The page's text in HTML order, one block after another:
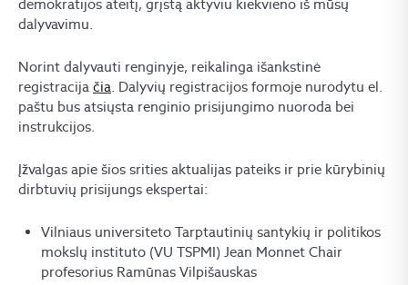
demokratijos ateitį, grįstą aktyviu kiekvieno iš mūsų
dalyvavimu.
Norint dalyvauti renginyje, reikalinga išankstinė
registracija čia. Dalyvių registracijos formoje nurodytu el.
paštu bus atsiųsta renginio prisijungimo nuoroda bei
instrukcijos.
Įžvalgas apie šios srities aktualijas pateiks ir prie kūrybinių
dirbtuvių prisijungs ekspertai:
Vilniaus universiteto Tarptautinių santykių ir politikos
mokslų instituto (VU TSPMI) Jean Monnet Chair
profesorius Ramūnas Vilpišauskas